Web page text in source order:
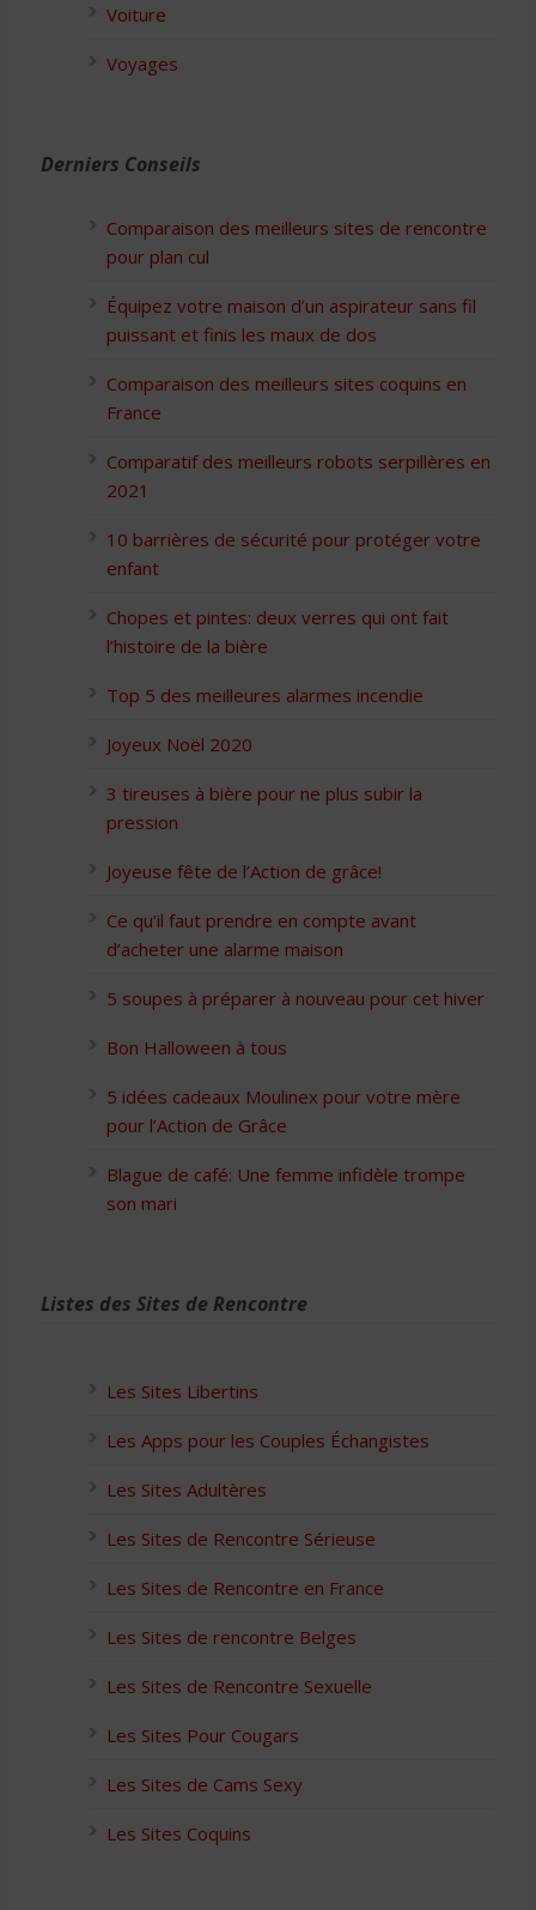
Voiture
Voyages
Derniers Conseils
Comparaison des meilleurs sites de rencontre
pour plan cul
Équipez votre maison d’un aspirateur sans fil
puissant et finis les maux de dos
Comparaison des meilleurs sites coquins en
France
Comparatif des meilleurs robots serpillères en
2021
10 barrières de sécurité pour protéger votre
enfant
Chopes et pintes: deux verres qui ont fait
l’histoire de la bière
Top 5 des meilleures alarmes incendie
Joyeux Noël 2020
3 tireuses à bière pour ne plus subir la
pression
Joyeuse fête de l’Action de grâce!
Ce qu’il faut prendre en compte avant
d’acheter une alarme maison
5 soupes à préparer à nouveau pour cet hiver
Bon Halloween à tous
5 idées cadeaux Moulinex pour votre mère
pour l’Action de Grâce
Blague de café: Une femme infidèle trompe
son mari
Listes des Sites de Rencontre
Les Sites Libertins
Les Apps pour les Couples Échangistes
Les Sites Adultères
Les Sites de Rencontre Sérieuse
Les Sites de Rencontre en France
Les Sites de rencontre Belges
Les Sites de Rencontre Sexuelle
Les Sites Pour Cougars
Les Sites de Cams Sexy
Les Sites Coquins